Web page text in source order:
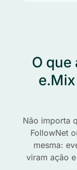
O que
Não importa
FollowNet
mesma:
viram ação